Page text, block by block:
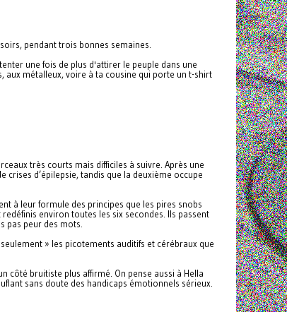
pendant trois bonnes semaines.
une fois de plus d'attirer le peuple dans une
aux métalleux, voire à ta cousine qui porte un t-shirt
très courts mais difficiles à suivre. Après une
d’épilepsie, tandis que la deuxième occupe
à leur formule des principes que les pires snobs
environ toutes les six secondes. Ils passent
pas peur des mots.
» les picotements auditifs et cérébraux que
côté bruitiste plus affirmé. On pense aussi à Hella
sans doute des handicaps émotionnels sérieux.